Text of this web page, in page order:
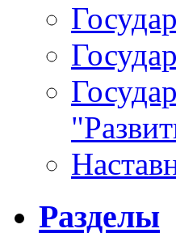
Разделы